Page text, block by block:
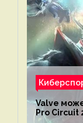
Valve
Pro Circuit